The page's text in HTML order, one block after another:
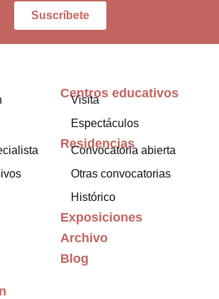
Suscríbete
Centros educativos
Visita
Espectáculos
Residencias
Convocatoria abierta
Otras convocatorias
Histórico
Exposiciones
Archivo
Blog